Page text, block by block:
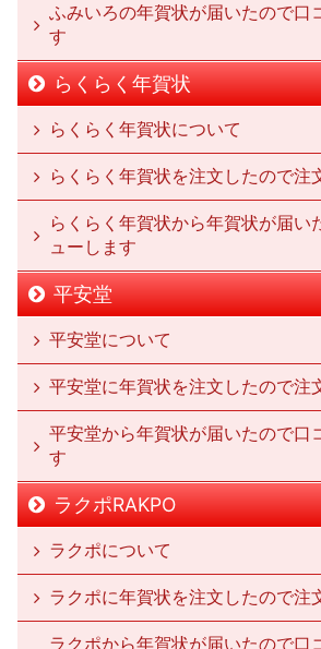
ふみいろの年賀状が届いたので口
す
らくらく年賀状
らくらく年賀状について
らくらく年賀状を注文したので注
らくらく年賀状から年賀状が届い
ューします
平安堂
平安堂について
平安堂に年賀状を注文したので注
平安堂から年賀状が届いたので口
す
ラクポRAKPO
ラクポについて
ラクポに年賀状を注文したので注
ラクポから年賀状が届いたので口